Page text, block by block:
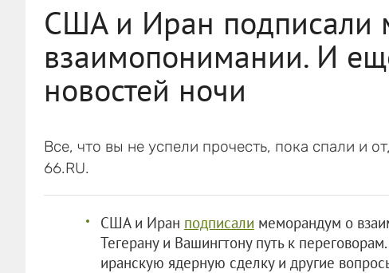
США и Иран подписали
взаимопонимании. И
новостей ночи
Все, что вы не успели прочесть, пока спали и
66.RU.
США и Иран подписали меморандум о
Тегерану и Вашингтону путь к
иранскую ядерную сделку и другие